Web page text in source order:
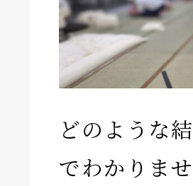
どのような
でわかりま